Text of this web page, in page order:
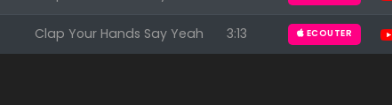
Clap Your Hands Say Yeah 3:13 ECOUTER